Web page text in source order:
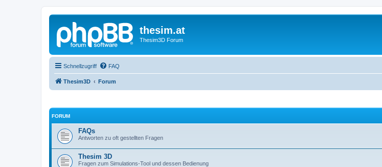
thesim.at
Thesim3D Forum
Schnellzugriff FAQ
Thesim3D Forum
FORUM
FAQs
Antworten zu oft gestellten Fragen
Thesim 3D
Fragen zum Simulations-Tool und dessen Bedienung